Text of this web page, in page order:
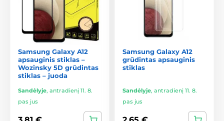
Samsung Galaxy A12
apsauginis stiklas –
Wozinsky 5D grūdintas
stiklas – juoda
Sandėlyje, antradienį 11. 8.
pas jus
Samsung Galaxy A12
grūdintas apsauginis
stiklas
Sandėlyje, antradienį 11. 8.
pas jus